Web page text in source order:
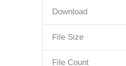
Download
File Size
File Count